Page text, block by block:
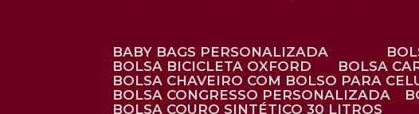
BABY BAGS PERSONALIZADA
BOLSA BICICLETA OXFORD
BOLSA
BOLSA CHAVEIRO COM BOLSO PARA
BOLSA CONGRESSO PERSONALIZADA
BOLSA COURO SINTÉTICO 30 LITROS